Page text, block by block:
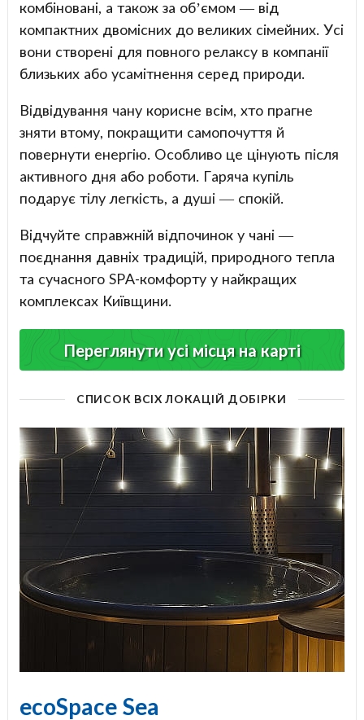
комбіновані, а також за об’ємом — від
компактних двомісних до великих сімейних. Усі
вони створені для повного релаксу в компанії
близьких або усамітнення серед природи.
Відвідування чану корисне всім, хто прагне
зняти втому, покращити самопочуття й
повернути енергію. Особливо це цінують після
активного дня або роботи. Гаряча купіль
подарує тілу легкість, а душі — спокій.
Відчуйте справжній відпочинок у чані —
поєднання давніх традицій, природного тепла
та сучасного SPA-комфорту у найкращих
комплексах Київщини.
Переглянути усі місця на карті
СПИСОК ВСІХ ЛОКАЦІЙ ДОБІРКИ
ecoSpace Sea